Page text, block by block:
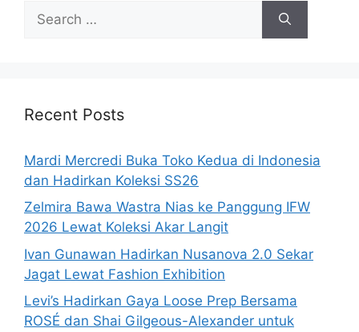
for:
Recent Posts
Mardi Mercredi Buka Toko Kedua di Indonesia
dan Hadirkan Koleksi SS26
Zelmira Bawa Wastra Nias ke Panggung IFW
2026 Lewat Koleksi Akar Langit
Ivan Gunawan Hadirkan Nusanova 2.0 Sekar
Jagat Lewat Fashion Exhibition
Levi’s Hadirkan Gaya Loose Prep Bersama
ROSÉ dan Shai Gilgeous-Alexander untuk